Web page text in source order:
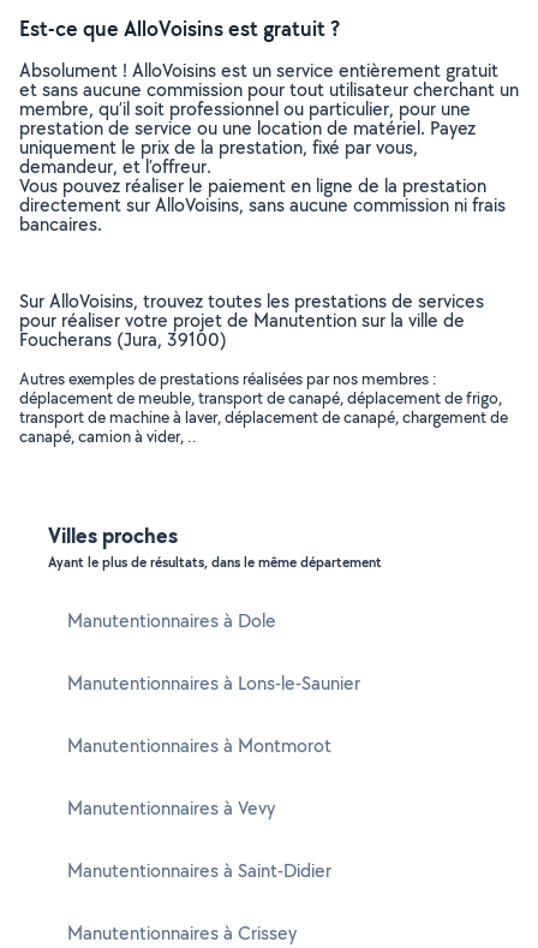
Est-ce que AlloVoisins est gratuit ?
Absolument ! AlloVoisins est un service entièrement gratuit
et sans aucune commission pour tout utilisateur cherchant un
membre, qu’il soit professionnel ou particulier, pour une
prestation de service ou une location de matériel. Payez
uniquement le prix de la prestation, fixé par vous,
demandeur, et l’offreur.
Vous pouvez réaliser le paiement en ligne de la prestation
directement sur AlloVoisins, sans aucune commission ni frais
bancaires.
Sur AlloVoisins, trouvez toutes les prestations de services
pour réaliser votre projet de Manutention sur la ville de
Foucherans (Jura, 39100)
Autres exemples de prestations réalisées par nos membres :
déplacement de meuble, transport de canapé, déplacement de frigo,
transport de machine à laver, déplacement de canapé, chargement de
canapé, camion à vider, ..
Villes proches
Ayant le plus de résultats, dans le même département
Manutentionnaires à Dole
Manutentionnaires à Lons-le-Saunier
Manutentionnaires à Montmorot
Manutentionnaires à Vevy
Manutentionnaires à Saint-Didier
Manutentionnaires à Crissey